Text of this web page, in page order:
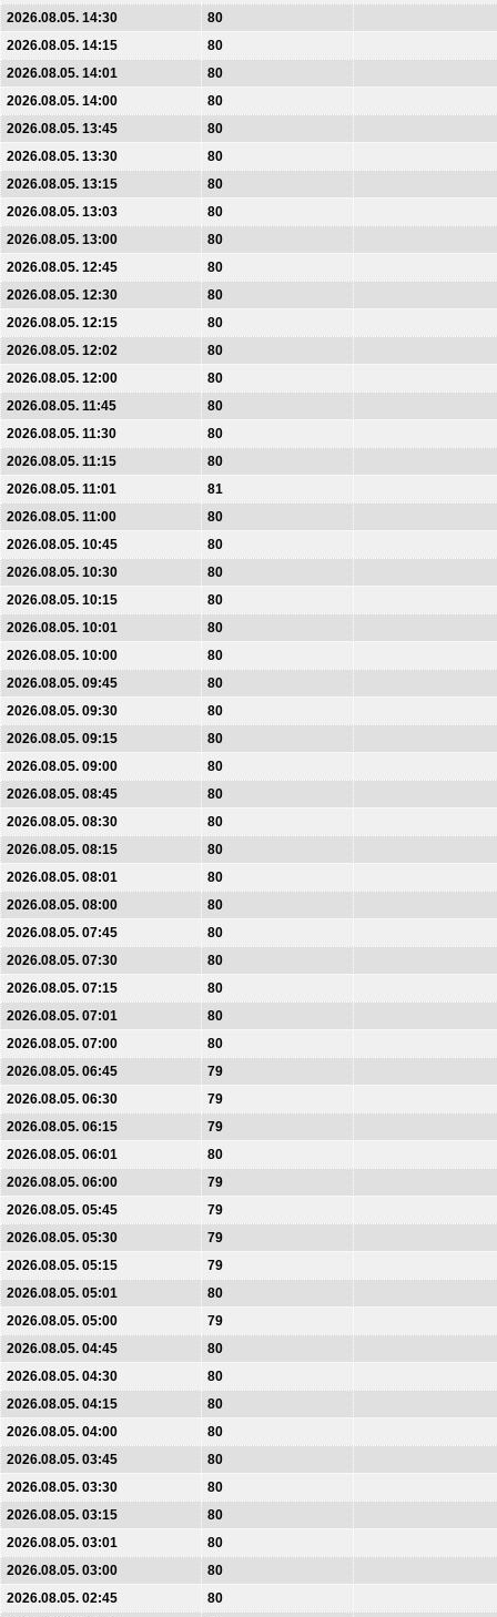
2026.08.05. 14:30
80
2026.08.05. 14:15
80
2026.08.05. 14:01
80
2026.08.05. 14:00
80
2026.08.05. 13:45
80
2026.08.05. 13:30
80
2026.08.05. 13:15
80
2026.08.05. 13:03
80
2026.08.05. 13:00
80
2026.08.05. 12:45
80
2026.08.05. 12:30
80
2026.08.05. 12:15
80
2026.08.05. 12:02
80
2026.08.05. 12:00
80
2026.08.05. 11:45
80
2026.08.05. 11:30
80
2026.08.05. 11:15
80
2026.08.05. 11:01
81
2026.08.05. 11:00
80
2026.08.05. 10:45
80
2026.08.05. 10:30
80
2026.08.05. 10:15
80
2026.08.05. 10:01
80
2026.08.05. 10:00
80
2026.08.05. 09:45
80
2026.08.05. 09:30
80
2026.08.05. 09:15
80
2026.08.05. 09:00
80
2026.08.05. 08:45
80
2026.08.05. 08:30
80
2026.08.05. 08:15
80
2026.08.05. 08:01
80
2026.08.05. 08:00
80
2026.08.05. 07:45
80
2026.08.05. 07:30
80
2026.08.05. 07:15
80
2026.08.05. 07:01
80
2026.08.05. 07:00
80
2026.08.05. 06:45
79
2026.08.05. 06:30
79
2026.08.05. 06:15
79
2026.08.05. 06:01
80
2026.08.05. 06:00
79
2026.08.05. 05:45
79
2026.08.05. 05:30
79
2026.08.05. 05:15
79
2026.08.05. 05:01
80
2026.08.05. 05:00
79
2026.08.05. 04:45
80
2026.08.05. 04:30
80
2026.08.05. 04:15
80
2026.08.05. 04:00
80
2026.08.05. 03:45
80
2026.08.05. 03:30
80
2026.08.05. 03:15
80
2026.08.05. 03:01
80
2026.08.05. 03:00
80
2026.08.05. 02:45
80